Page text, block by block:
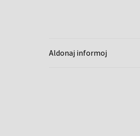
Aldonaj informoj